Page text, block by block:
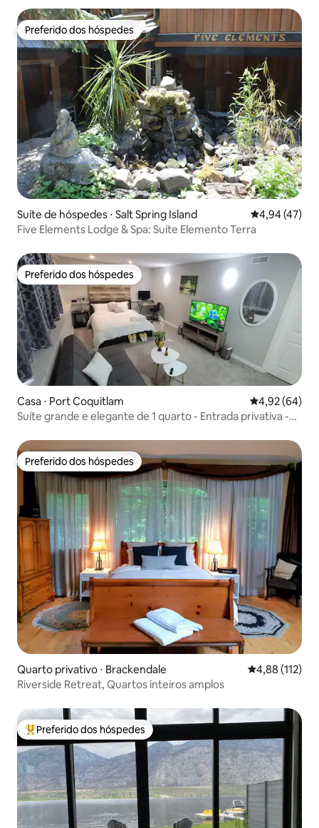
Preferido dos hóspedes
Preferido dos hóspedes
Suíte de hóspedes ⋅ Salt Spring Island 4,94 de uma
4,94 (47)
Five Elements Lodge & Spa: Suíte Elemento Terra
Preferido dos hóspedes
Preferido dos hóspedes
Casa ⋅ Port Coquitlam 4,92 de uma
4,92 (64)
Suíte grande e elegante de 1 quarto - Entrada privativa -
Preferido dos hóspedes
Preferido dos hóspedes
Quarto privativo ⋅ Brackendale 4,88 de uma
4,88 (112)
Riverside Retreat, Quartos inteiros amplos
Entre os melhores preferidos dos hóspedes
Preferido dos hóspedes